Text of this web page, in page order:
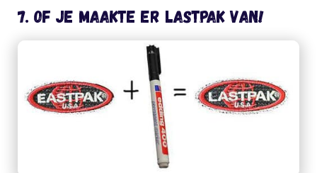
7. Of je maakte er LASTPAK van!